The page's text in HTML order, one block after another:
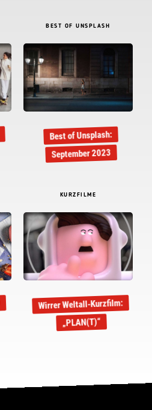
BEST OF UNSPLASH
Best of Unsplash:
September 2023
KURZFILME
Wirrer Weltall-Kurzfilm:
„PLAN(T)“